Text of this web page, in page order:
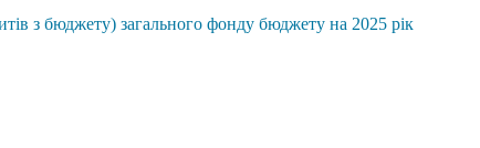
з бюджету) загального фонду бюджету на 2025 рік